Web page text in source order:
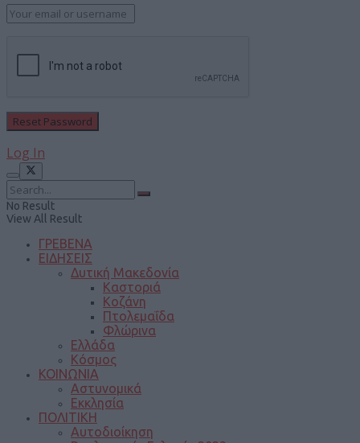
Log In
No Result
View All Result
ΓΡΕΒΕΝΑ
ΕΙΔΗΣΕΙΣ
Δυτική Μακεδονία
Καστοριά
Κοζάνη
Πτολεμαΐδα
Φλώρινα
Ελλάδα
Κόσμος
ΚΟΙΝΩΝΙΑ
Αστυνομικά
Εκκλησία
ΠΟΛΙΤΙΚΗ
Αυτοδιοίκηση